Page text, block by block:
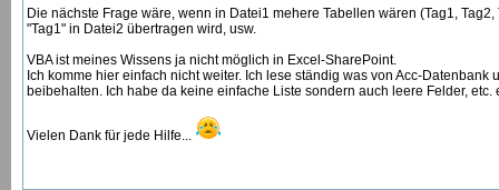
Die nächste Frage wäre, wenn in Datei1 mehere Tabellen wären (Tag1,
"Tag1" in Datei2 übertragen wird, usw.
VBA ist meines Wissens ja nicht möglich in Excel-SharePoint.
Ich komme hier einfach nicht weiter. Ich lese ständig was von Acc-
beibehalten. Ich habe da keine einfache Liste sondern auch leere Felder, etc.
Vielen Dank für jede Hilfe...